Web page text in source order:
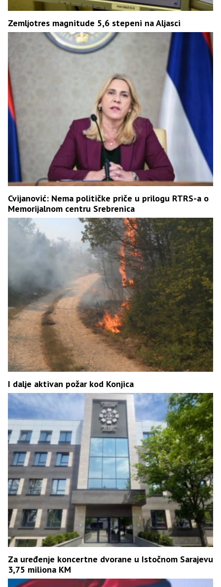
Zemljotres magnitude 5,6 stepeni na Aljasci
Cvijanović: Nema političke priče u prilogu RTRS-a o
Memorijalnom centru Srebrenica
I dalje aktivan požar kod Konjica
Za uređenje koncertne dvorane u Istočnom Sarajevu
3,75 miliona KM